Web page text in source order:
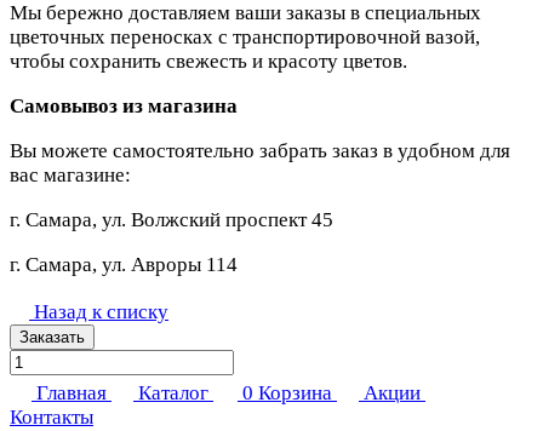
Мы бережно доставляем ваши заказы в специальных
цветочных переносках с транспортировочной вазой,
чтобы сохранить свежесть и красоту цветов.
Самовывоз из магазина
Вы можете самостоятельно забрать заказ в удобном для
вас магазине:
г. Самара, ул. Волжский проспект 45
г. Самара, ул. Авроры 114
Назад к списку
Заказать
Главная Каталог 0 Корзина
Акции
Контакты